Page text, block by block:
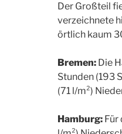
Der Großteil
verzeichnete
örtlich kaum
Bremen: Die
Stunden (193
(71 l/m²)
Hamburg: Für